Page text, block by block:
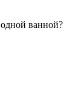
ванной?